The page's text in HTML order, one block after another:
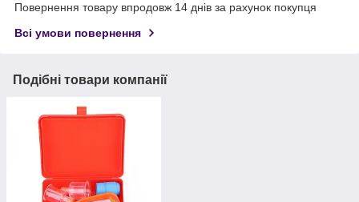
Повернення товару впродовж 14 днів за рахунок покупця
Всі умови повернення
Подібні товари компанії